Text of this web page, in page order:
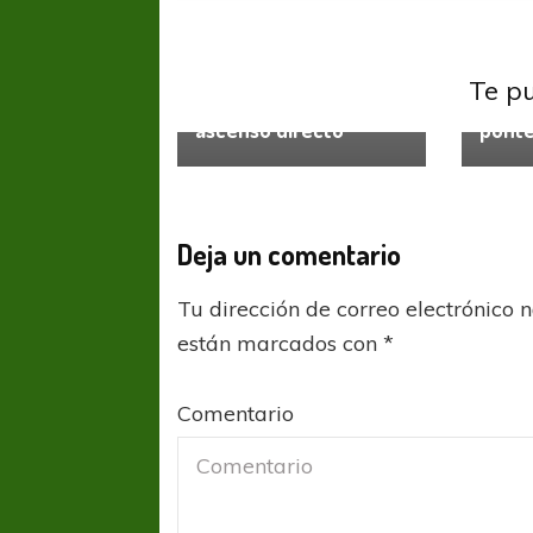
Te
ascenso directo
Deja un comentario
Tu dirección de correo electrónico
están marcados con*
Comentario